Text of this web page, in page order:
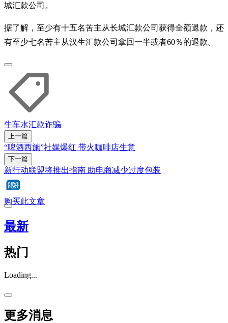
城汇款公司。
据了解，至少有十五名苦主从长城汇款公司获得全额退款，还
有至少七名苦主从汉生汇款公司拿回一半或者60％的退款。
牛车水汇款诈骗
上一篇
“啤酒西施”社媒爆红 带火咖啡店生意
下一篇
新行动联盟将推出指南 助电商减少过度包装
购买此文章
最新
热门
Loading...
更多消息